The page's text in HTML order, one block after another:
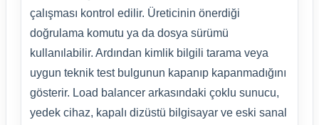
çalışması kontrol edilir. Üreticinin önerdiği
doğrulama komutu ya da dosya sürümü
kullanılabilir. Ardından kimlik bilgili tarama veya
uygun teknik test bulgunun kapanıp kapanmadığını
gösterir. Load balancer arkasındaki çoklu sunucu,
yedek cihaz, kapalı dizüstü bilgisayar ve eski sanal